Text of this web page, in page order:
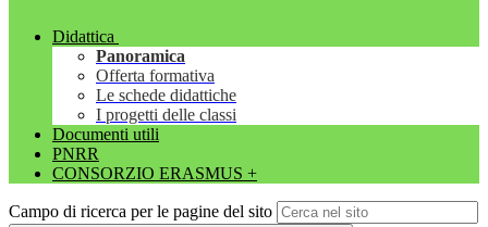
Didattica
Panoramica
Offerta formativa
Le schede didattiche
I progetti delle classi
Documenti utili
PNRR
CONSORZIO ERASMUS +
Campo di ricerca per le pagine del sito